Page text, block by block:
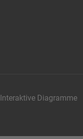
Interaktive Diagramme